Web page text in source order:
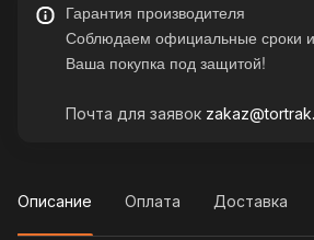
Гарантия производителя
Соблюдаем официальные сроки
Ваша покупка под защитой!
Почта для заявок
Описание Оплата Доставка